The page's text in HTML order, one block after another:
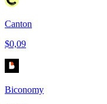
Canton
$0,09
Biconomy